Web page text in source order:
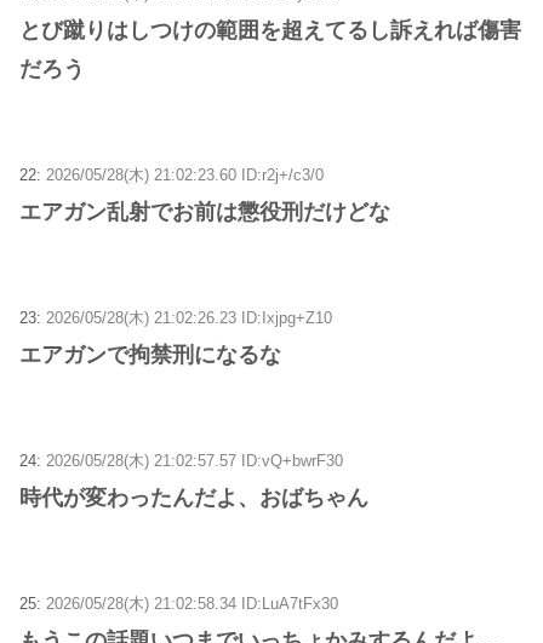
とび蹴りはしつけの範囲を超えてるし訴えれば傷害
だろう
22: 2026/05/28(木) 21:02:23.60 ID:r2j+/c3/0
エアガン乱射でお前は懲役刑だけどな
23: 2026/05/28(木) 21:02:26.23 ID:Ixjpg+Z10
エアガンで拘禁刑になるな
24: 2026/05/28(木) 21:02:57.57 ID:vQ+bwrF30
時代が変わったんだよ、おばちゃん
25: 2026/05/28(木) 21:02:58.34 ID:LuA7tFx30